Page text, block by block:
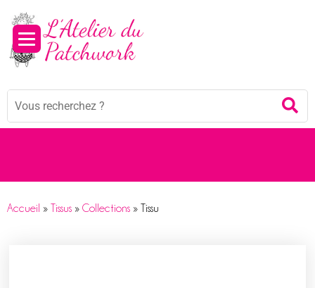
Mots
Accueil » Tissus » Collections » Tissu